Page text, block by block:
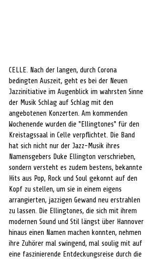
CELLE. Nach der langen, durch Corona
bedingten Auszeit, geht es bei der Neuen
Jazzinitiative im Augenblick im wahrsten Sinne
der Musik Schlag auf Schlag mit den
angebotenen Konzerten. Am kommenden
Wochenende wurden die "Ellingtones" für den
Kreistagssaal in Celle verpflichtet. Die Band
hat sich nicht nur der Jazz-Musik ihres
Namensgebers Duke Ellington verschrieben,
sondern versteht es zudem bestens, bekannte
Hits aus Pop, Rock und Soul gekonnt auf den
Kopf zu stellen, um sie in einem eigens
arrangierten, jazzigen Gewand neu erstrahlen
zu lassen. Die Ellingtones, die sich mit ihrem
modernen Sound und Stil längst über Hannover
hinaus einen Namen machen konnten, nehmen
ihre Zuhörer mal swingend, mal soulig mit auf
eine faszinierende Entdeckungsreise durch die